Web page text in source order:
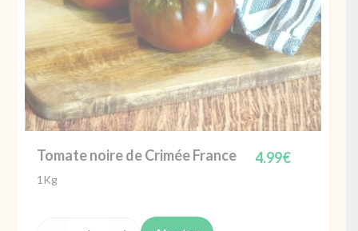
Tomate noire de Crimée France 4.99€
1Kg